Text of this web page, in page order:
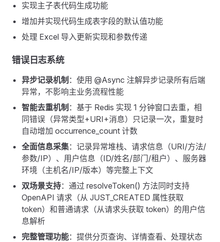
实现主子表代码生成功能
增加并实现代码生成表字段的默认值功能
处理 Excel 导入更新实现和参数传递
错误日志系统
异步记录机制 ：使用 @Async 注解异步记录所有后端
异常，不影响主业务流程性能
智能去重机制 ：基于 Redis 实现 1 分钟窗口去重，相
同错误（异常类型+URI+消息）只记录一次，重复时
自动增加 occurrence_count 计数
全面信息采集：记录异常堆栈、请求信息（URI/方法/
参数/IP）、用户信息（ID/姓名/部门/租户）、服务器
环境（主机名/IP/版本）等完整上下文
双场景支持：通过 resolveToken() 方法同时支持
OpenAPI 请求（从 JUST_CREATED 属性获取
token）和普通请求（从请求头获取 token）的用户信
息解析
完整管理功能：提供分页查询、详情查看、处理状态